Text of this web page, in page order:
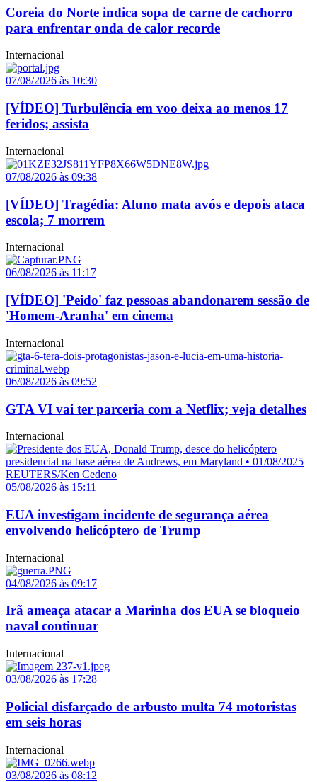
Coreia do Norte indica sopa de carne de cachorro
para enfrentar onda de calor recorde
Internacional
07/08/2026 às 10:30
[VÍDEO] Turbulência em voo deixa ao menos 17
feridos; assista
Internacional
07/08/2026 às 09:38
[VÍDEO] Tragédia: Aluno mata avós e depois ataca
escola; 7 morrem
Internacional
06/08/2026 às 11:17
[VÍDEO] 'Peido' faz pessoas abandonarem sessão de
'Homem-Aranha' em cinema
Internacional
06/08/2026 às 09:52
GTA VI vai ter parceria com a Netflix; veja detalhes
Internacional
05/08/2026 às 15:11
EUA investigam incidente de segurança aérea
envolvendo helicóptero de Trump
Internacional
04/08/2026 às 09:17
Irã ameaça atacar a Marinha dos EUA se bloqueio
naval continuar
Internacional
03/08/2026 às 17:28
Policial disfarçado de arbusto multa 74 motoristas
em seis horas
Internacional
03/08/2026 às 08:12